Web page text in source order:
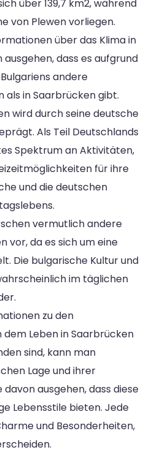
über 139,7 km2, während
von Plewen vorliegen.
über das Klima in
dass es aufgrund
andere
als in Saarbrücken gibt.
wird durch seine deutsche
Als Teil Deutschlands
Spektrum an Aktivitäten,
für ihre
und die deutschen
vermutlich andere
vor, da es sich um eine
Die bulgarische Kultur und
im täglichen
zu den
Leben in Saarbrücken
sind, kann man
Lage und ihrer
ausgehen, dass diese
Lebensstile bieten. Jede
und Besonderheiten,